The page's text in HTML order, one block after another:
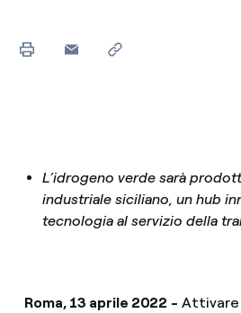
L’idrogeno verde sarà
industriale siciliano, un hub
tecnologia al servizio della
Roma, 13 aprile 2022 - Attivare